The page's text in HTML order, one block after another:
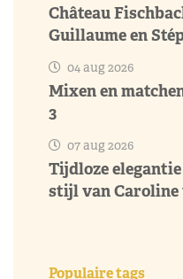
Château
Guillaume en
04 aug 2026
Mixen en
3
07 aug 2026
Tijdloze
stijl van Caroline
Populaire tags